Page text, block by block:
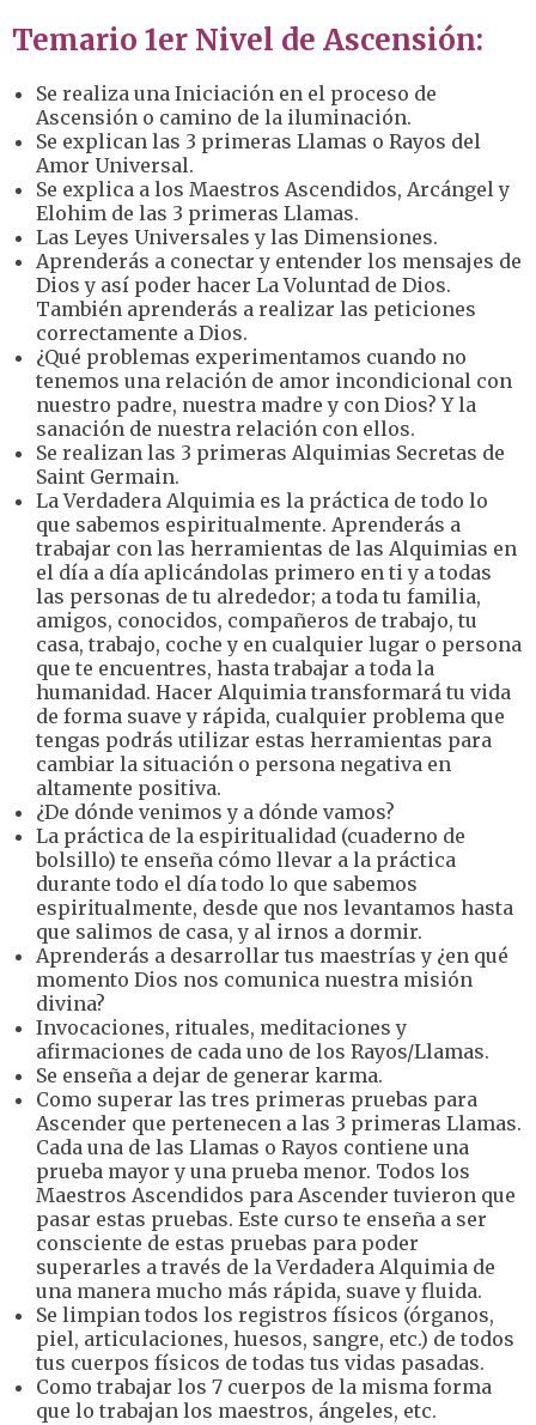
Temario 1er Nivel de Ascensión:
Se realiza una Iniciación en el proceso de
Ascensión o camino de la iluminación.
Se explican las 3 primeras Llamas o Rayos del
Amor Universal.
Se explica a los Maestros Ascendidos, Arcángel y
Elohim de las 3 primeras Llamas.
Las Leyes Universales y las Dimensiones.
Aprenderás a conectar y entender los mensajes de
Dios y así poder hacer La Voluntad de Dios.
También aprenderás a realizar las peticiones
correctamente a Dios.
¿Qué problemas experimentamos cuando no
tenemos una relación de amor incondicional con
nuestro padre, nuestra madre y con Dios? Y la
sanación de nuestra relación con ellos.
Se realizan las 3 primeras Alquimias Secretas de
Saint Germain.
La Verdadera Alquimia es la práctica de todo lo
que sabemos espiritualmente. Aprenderás a
trabajar con las herramientas de las Alquimias en
el día a día aplicándolas primero en ti y a todas
las personas de tu alrededor; a toda tu familia,
amigos, conocidos, compañeros de trabajo, tu
casa, trabajo, coche y en cualquier lugar o persona
que te encuentres, hasta trabajar a toda la
humanidad. Hacer Alquimia transformará tu vida
de forma suave y rápida, cualquier problema que
tengas podrás utilizar estas herramientas para
cambiar la situación o persona negativa en
altamente positiva.
¿De dónde venimos y a dónde vamos?
La práctica de la espiritualidad (cuaderno de
bolsillo) te enseña cómo llevar a la práctica
durante todo el día todo lo que sabemos
espiritualmente, desde que nos levantamos hasta
que salimos de casa, y al irnos a dormir.
Aprenderás a desarrollar tus maestrías y ¿en qué
momento Dios nos comunica nuestra misión
divina?
Invocaciones, rituales, meditaciones y
afirmaciones de cada uno de los Rayos/Llamas.
Se enseña a dejar de generar karma.
Como superar las tres primeras pruebas para
Ascender que pertenecen a las 3 primeras Llamas.
Cada una de las Llamas o Rayos contiene una
prueba mayor y una prueba menor. Todos los
Maestros Ascendidos para Ascender tuvieron que
pasar estas pruebas. Este curso te enseña a ser
consciente de estas pruebas para poder
superarles a través de la Verdadera Alquimia de
una manera mucho más rápida, suave y fluida.
Se limpian todos los registros físicos (órganos,
piel, articulaciones, huesos, sangre, etc.) de todos
tus cuerpos físicos de todas tus vidas pasadas.
Como trabajar los 7 cuerpos de la misma forma
que lo trabajan los maestros, ángeles, etc.